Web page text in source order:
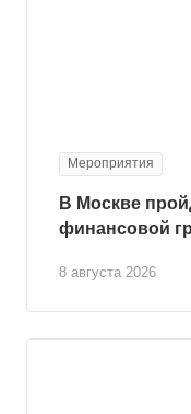
Мероприятия
8 августа 2026
В Москве
финансовой